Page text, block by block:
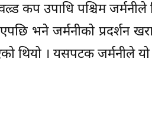
कप उपाधि पश्चिम जर्मनीले
भने जर्मनीको प्रदर्शन
थियो । यसपटक जर्मनीले यो